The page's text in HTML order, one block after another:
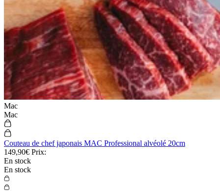
Mac
Mac
Couteau de chef japonais MAC Professional alvéolé 20cm
149,90€ Prix:
En stock
En stock